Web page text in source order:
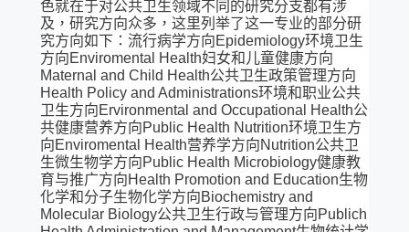
色就在于对公共卫生领域不同的研究分支都有涉
及，研究方向众多，这里列举了这一专业的部分研
究方向如下：流行病学方向Epidemiology环境卫生
方向Enviromental Health妇女和儿童健康方向
Maternal and Child Health公共卫生政策管理方向
Health Policy and Administrations环境和职业公共
卫生方向Ervironmental and Occupational Health公
共健康营养方向Public Health Nutrition环境卫生方
向Enviromental Health营养学方向Nutrition公共卫
生微生物学方向Public Health Microbiology健康教
育与推广方向Health Promotion and Education生物
化学和分子生物化学方向Biochemistry and
Molecular Biology公共卫生行政与管理方向Publich